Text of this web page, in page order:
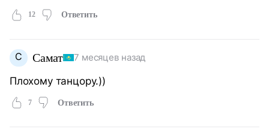
12 Ответить
С Самат 7 месяцев назад
Плохому танцору.))
7 Ответить